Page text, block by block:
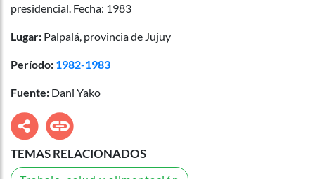
presidencial. Fecha: 1983
Lugar: Palpalá, provincia de Jujuy
Período: 1982-1983
Fuente: Dani Yako
TEMAS RELACIONADOS